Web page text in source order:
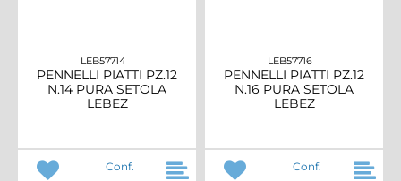
LEB57714
PENNELLI PIATTI PZ.12
N.14 PURA SETOLA
LEBEZ
Conf.
LEB57716
PENNELLI PIATTI PZ.12
N.16 PURA SETOLA
LEBEZ
Conf.